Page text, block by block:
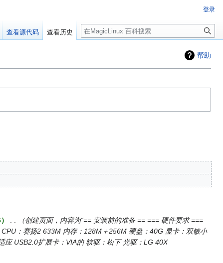
帮助
创建页面，内容为“== 安装前的准备 == === 硬件要求 ===
：赛扬2 633M 内存：128M＋256M 硬盘：40G 显卡：双敏小
USB2.0扩展卡：VIA的 软驱：松下 光驱：LG 40X
登录
查看源代码 查看历史
搜